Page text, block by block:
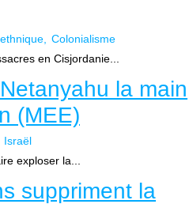
Colonialisme
en Cisjordanie...
la main
(MEE)
Israël
exploser la...
suppriment la